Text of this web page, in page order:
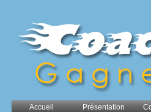
Accueil Présentation